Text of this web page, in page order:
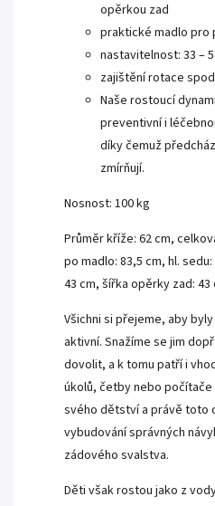
opěrkou zad
praktické madlo pro
nastavitelnost: 33 –
zajištění rotace
Naše rostoucí
preventivní i
díky čemuž
zmírňují.
Nosnost: 100 kg
Průměr kříže: 62 cm,
po madlo: 83,5 cm, hl.
43 cm, šířka opěrky zad:
Všichni si přejeme, aby
aktivní. Snažíme se jim
dovolit, a k tomu patří i
úkolů, četby nebo
svého dětství a právě toto
vybudování správných
zádového svalstva.
Děti však rostou jako z